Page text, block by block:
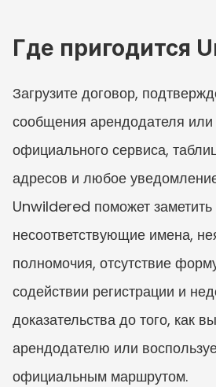
Где пригодится
Загрузите договор,
сообщения арендодателя или
официального сервиса,
адресов и любое
Unwildered поможет заметить
несоответствующие имена,
полномочия, отсутствие
содействии регистрации и
доказательства до того, как
арендодателю или
официальным маршрутом.